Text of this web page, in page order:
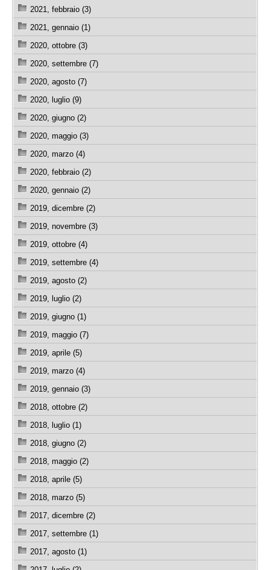
2021, febbraio (3)
2021, gennaio (1)
2020, ottobre (3)
2020, settembre (7)
2020, agosto (7)
2020, luglio (9)
2020, giugno (2)
2020, maggio (3)
2020, marzo (4)
2020, febbraio (2)
2020, gennaio (2)
2019, dicembre (2)
2019, novembre (3)
2019, ottobre (4)
2019, settembre (4)
2019, agosto (2)
2019, luglio (2)
2019, giugno (1)
2019, maggio (7)
2019, aprile (5)
2019, marzo (4)
2019, gennaio (3)
2018, ottobre (2)
2018, luglio (1)
2018, giugno (2)
2018, maggio (2)
2018, aprile (5)
2018, marzo (5)
2017, dicembre (2)
2017, settembre (1)
2017, agosto (1)